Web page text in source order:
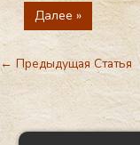
Далее »
←Предыдущая Статья